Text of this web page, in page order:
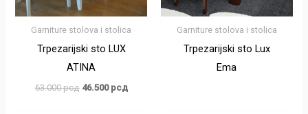
Garniture stolova i stolica
Trpezarijski sto LUX
ATINA
63.000рсд 46.500 рсд
Garniture stolova i stolica
Trpezarijski sto Lux
Ema